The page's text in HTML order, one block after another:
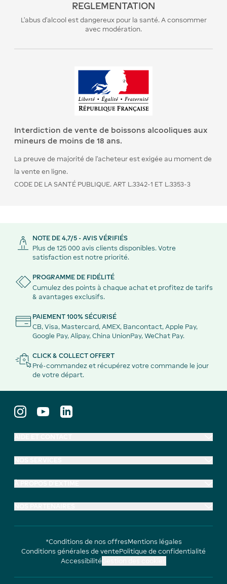
REGLEMENTATION
L’abus d’alcool est dangereux pour la santé. A consommer
avec modération.
Interdiction de vente de boissons alcooliques aux
mineurs de moins de 18 ans.
La preuve de majorité de l’acheteur est exigée au moment de
la vente en ligne.
CODE DE LA SANTÉ PUBLIQUE. ART L.3342-1 ET L.3353-3
NOTE DE 4,7/5 - AVIS VÉRIFIÉS
Plus de 125 000 avis clients disponibles. Votre
satisfaction est notre priorité.
PROGRAMME DE FIDÉLITÉ
Cumulez des points à chaque achat et profitez de tarifs
& avantages exclusifs.
PAIEMENT 100% SÉCURISÉ
CB, Visa, Mastercard, AMEX, Bancontact, Apple Pay,
Google Pay, Alipay, China UnionPay, WeChat Pay.
CLICK & COLLECT OFFERT
Pré-commandez et récupérez votre commande le jour
de votre départ.
*Conditions de nos offresMentions légales
Conditions générales de ventePolitique de confidentialité
Accessibilité